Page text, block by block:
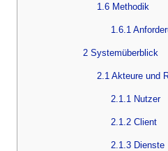
1.6 Methodik
1.6.1
2 Systemüberblick
2.1 Akteure und
2.1.1 Nutzer
2.1.2 Client
2.1.3 Dienste